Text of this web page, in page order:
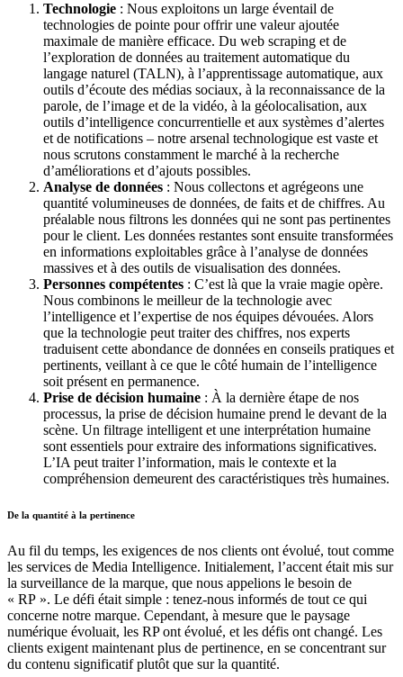
Technologie : Nous exploitons un large éventail de
technologies de pointe pour offrir une valeur ajoutée
maximale de manière efficace. Du web scraping et de
l’exploration de données au traitement automatique du
langage naturel (TALN), à l’apprentissage automatique, aux
outils d’écoute des médias sociaux, à la reconnaissance de la
parole, de l’image et de la vidéo, à la géolocalisation, aux
outils d’intelligence concurrentielle et aux systèmes d’alertes
et de notifications – notre arsenal technologique est vaste et
nous scrutons constamment le marché à la recherche
d’améliorations et d’ajouts possibles.
Analyse de données : Nous collectons et agrégeons une
quantité volumineuses de données, de faits et de chiffres. Au
préalable nous filtrons les données qui ne sont pas pertinentes
pour le client. Les données restantes sont ensuite transformées
en informations exploitables grâce à l’analyse de données
massives et à des outils de visualisation des données.
Personnes compétentes : C’est là que la vraie magie opère.
Nous combinons le meilleur de la technologie avec
l’intelligence et l’expertise de nos équipes dévouées. Alors
que la technologie peut traiter des chiffres, nos experts
traduisent cette abondance de données en conseils pratiques et
pertinents, veillant à ce que le côté humain de l’intelligence
soit présent en permanence.
Prise de décision humaine : À la dernière étape de nos
processus, la prise de décision humaine prend le devant de la
scène. Un filtrage intelligent et une interprétation humaine
sont essentiels pour extraire des informations significatives.
L’IA peut traiter l’information, mais le contexte et la
compréhension demeurent des caractéristiques très humaines.
De la quantité à la pertinence
Au fil du temps, les exigences de nos clients ont évolué, tout comme
les services de Media Intelligence. Initialement, l’accent était mis sur
la surveillance de la marque, que nous appelions le besoin de
« RP ». Le défi était simple : tenez-nous informés de tout ce qui
concerne notre marque. Cependant, à mesure que le paysage
numérique évoluait, les RP ont évolué, et les défis ont changé. Les
clients exigent maintenant plus de pertinence, en se concentrant sur
du contenu significatif plutôt que sur la quantité.